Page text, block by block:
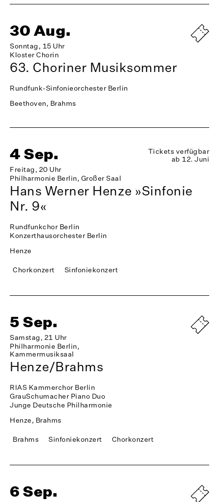
30 Aug.
Sonntag, 15 Uhr
Kloster Chorin
63. Choriner Musiksommer
Rundfunk-Sinfonieorchester Berlin
Beethoven, Brahms
4 Sep.
Freitag, 20 Uhr
Philharmonie Berlin, Großer Saal
Tickets verfügbar
ab 12. Juni
Hans Werner Henze »Sinfonie
Nr. 9«
Rundfunkchor Berlin
Konzerthausorchester Berlin
Henze
Chorkonzert Sinfoniekonzert
5 Sep.
Samstag, 21 Uhr
Philharmonie Berlin,
Kammermusiksaal
Henze/Brahms
RIAS Kammerchor Berlin
GrauSchumacher Piano Duo
Junge Deutsche Philharmonie
Henze, Brahms
Brahms Sinfoniekonzert Chorkonzert
6 Sep.